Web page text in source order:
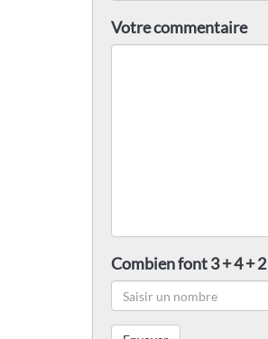
Votre commentaire
Combien font 3 + 4 + 2